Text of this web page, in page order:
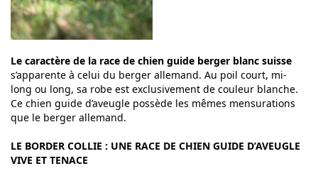
Le caractère de la race de chien guide berger blanc suisse
s’apparente à celui du berger allemand. Au poil court, mi-
long ou long, sa robe est exclusivement de couleur blanche.
Ce chien guide d’aveugle possède les mêmes mensurations
que le berger allemand.
LE BORDER COLLIE : UNE RACE DE CHIEN GUIDE D’AVEUGLE
VIVE ET TENACE